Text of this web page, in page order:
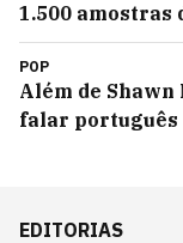
1.500 amostras
POP
Além de Shawn
falar português
EDITORIAS